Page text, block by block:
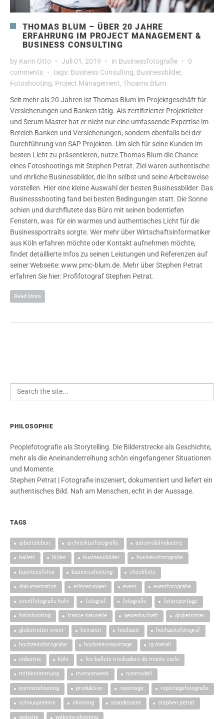
THOMAS BLUM – ÜBER 20 JAHRE
ERFAHRUNG IM PROJECT MANAGEMENT &
BUSINESS CONSULTING
by Karin Otto Juli 01, 2019 in Businessfotografie
0
comments
tags: Business Consulting, Businessbilder,
Fotoshooting, Project Management, Thoams Blum
Seit mehr als 20 Jahren ist Thomas Blum im Projektgeschäft für
Versicherungen und Banken tätig. Als zertifizierter Projektleiter
und Scrum Master hat er nicht nur eine umfassende Expertise im
Bereich Banken und Versicherungen, sondern ebenfalls bei der
Durchführung von SAP Projekten. Um sich für seine Kunden im
besten Licht zu präsentieren, nutze Thomas Blum die Chance
eines Fotoshootings mit Stephen Petrat. Ziel waren authentische
und ehrliche Businessbilder, die ihn selbst und seine Arbeitsweise
vorstellen. Hier eine kleine Auswahl der besten Businessbilder: Das
Businessshooting fand bei besten Bedingungen statt. Die Sonne
schien und durchflutete das Büro mit seinen bodentiefen
Fenstern, was für ein warmes und authentisches Licht für die
Businessportraits sorgte. Wer mehr über Wirtschaftsinformatiker
aus Köln erfahren möchte oder Kontakt aufnehmen möchte,
findet detaillierte Infos zu seinen Leistungen und Referenzen auf
seiner Webseite: www.pmc-blum.de. Mehr über Stephen Petrat
erfahren Sie hier: Profifotograf Stephen Petrat.
Read More
PHILOSOPHIE
Peoplefotografie als Storytelling. Die Bilderstrecke als Geschichte,
mehr als die Aneinanderreihung schön eingefangener Situationen
und Momente.
Stephen Petrat | Fotografie inszeniert, dokumentiert und liefert ein
authentisches Bild. Nah am Menschen, echt in der Aussage.
TAGS
arbeitsleben architekturfotografie automobilindustrie
ballett bilder businessbilder businessfotografie
businessfotos businesshooting checkliste
dokumentation erinnerungen event eventfotografie
eventfotografie köln fotograf fotografie fotoreportage
fotoshooting france naturelle gewerkschaft globetrotter
globetrotter event heiraten hochzeit hochzeitsfotograf
hochzeitsfotografie hochzeitsreportage ig metall
industrie köln les ballets trockadero de monte carlo
mitbestimmung motorenwerk nonmodell
portraitshooting produktion reportage reportagefotografie
schauspielerin shooting standesamt stephen petrat
website website-shooting